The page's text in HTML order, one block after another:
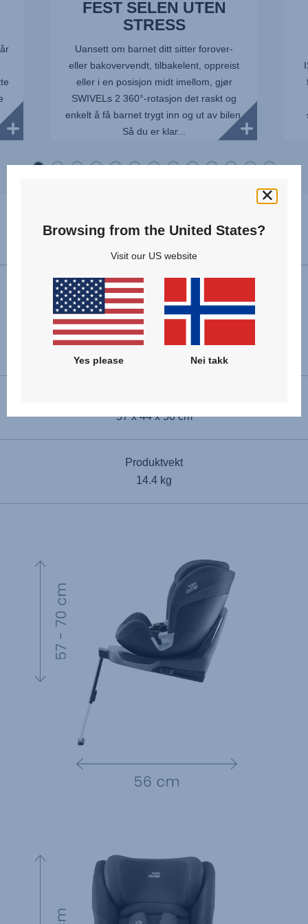
FEST SELEN UTEN
STRESS
Uansett om barnet ditt sitter forover-
eller bakovervendt, tilbakelent, oppreist
eller i en posisjon midt imellom, gjør
SWIVELs 2 360°-rotasjon det raskt og
enkelt å få barnet trygt inn og ut av bilen.
Så du er klar...
Spesifikasjoner
Forovervendt installasjon
Bakovervendt installasjon 40 - 105 cm
57 x 44 x 50 cm
Produktvekt
14.4 kg
Browsing from the United States?
Visit our US website
Yes please Nei takk